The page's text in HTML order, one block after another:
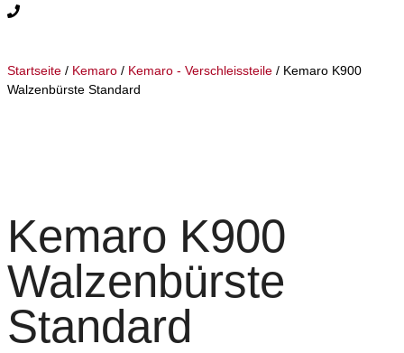
Startseite / Kemaro / Kemaro - Verschleissteile / Kemaro K900
Walzenbürste Standard
Kemaro K900
Walzenbürste
Standard